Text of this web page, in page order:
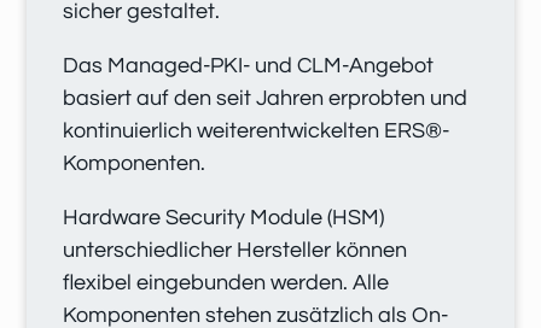
sicher gestaltet.
Das Managed-PKI- und CLM-Angebot
basiert auf den seit Jahren erprobten und
kontinuierlich weiterentwickelten ERS®-
Komponenten.
Hardware Security Module (HSM)
unterschiedlicher Hersteller können
flexibel eingebunden werden. Alle
Komponenten stehen zusätzlich als On-